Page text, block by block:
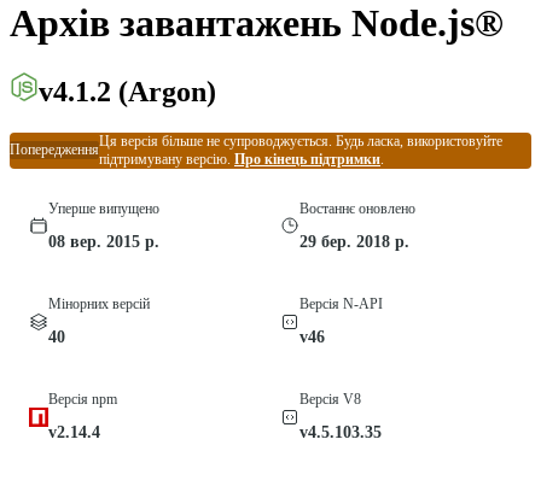
Архів завантажень Node.js®
v4.1.2 (Argon)
Попередження
Ця версія більше не супроводжується. Будь ласка, використовуйте
підтримувану версію. Про кінець підтримки
Уперше випущено
08 вер. 2015 р.
Востаннє оновлено
29 бер. 2018 р.
Мінорних версій
40
Версія N-API
v46
Версія npm
v2.14.4
Версія V8
v4.5.103.35